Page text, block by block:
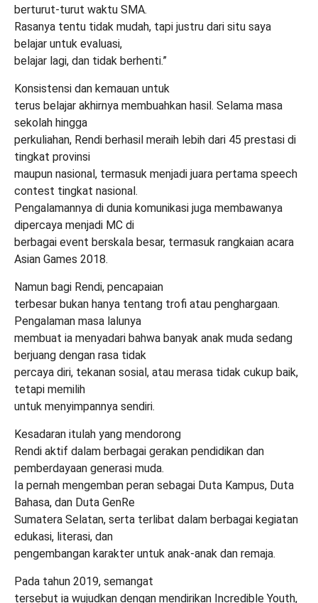
berturut-turut waktu SMA.
Rasanya tentu tidak mudah, tapi justru dari situ saya
belajar untuk evaluasi,
belajar lagi, dan tidak berhenti.”
Konsistensi dan kemauan untuk
terus belajar akhirnya membuahkan hasil. Selama masa
sekolah hingga
perkuliahan, Rendi berhasil meraih lebih dari 45 prestasi di
tingkat provinsi
maupun nasional, termasuk menjadi juara pertama speech
contest tingkat nasional.
Pengalamannya di dunia komunikasi juga membawanya
dipercaya menjadi MC di
berbagai event berskala besar, termasuk rangkaian acara
Asian Games 2018.
Namun bagi Rendi, pencapaian
terbesar bukan hanya tentang trofi atau penghargaan.
Pengalaman masa lalunya
membuat ia menyadari bahwa banyak anak muda sedang
berjuang dengan rasa tidak
percaya diri, tekanan sosial, atau merasa tidak cukup baik,
tetapi memilih
untuk menyimpannya sendiri.
Kesadaran itulah yang mendorong
Rendi aktif dalam berbagai gerakan pendidikan dan
pemberdayaan generasi muda.
Ia pernah mengemban peran sebagai Duta Kampus, Duta
Bahasa, dan Duta GenRe
Sumatera Selatan, serta terlibat dalam berbagai kegiatan
edukasi, literasi, dan
pengembangan karakter untuk anak-anak dan remaja.
Pada tahun 2019, semangat
tersebut ia wujudkan dengan mendirikan Incredible Youth,